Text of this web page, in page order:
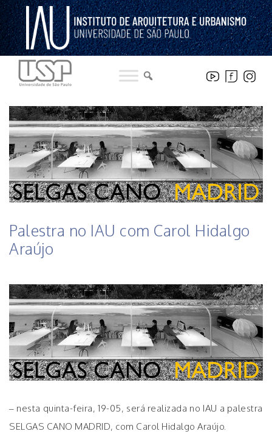
Pular
para
o
conteúdo
Palestra no IAU com Carol Hidalgo
Araújo
– nesta quinta-feira, 19-05, será realizada no IAU a palestra
SELGAS CANO MADRID, com Carol Hidalgo Araújo.